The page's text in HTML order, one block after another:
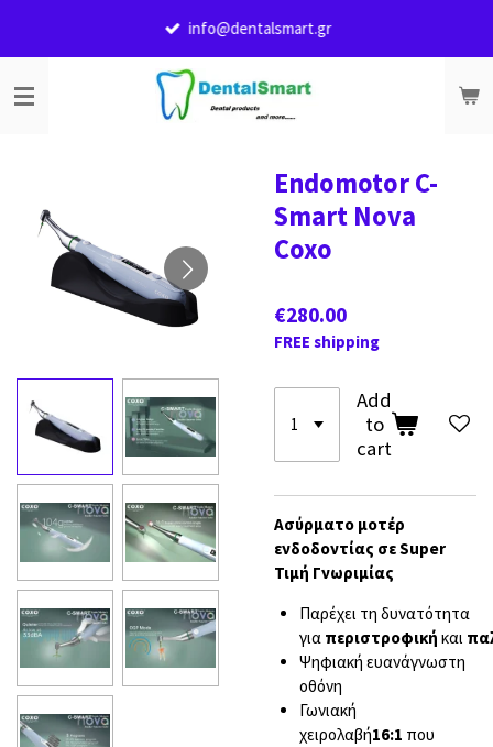
content
info@dentalsmart.gr
Endomotor C-
Smart Nova
Coxo
€280.00
FREE shipping
Add
to
cart
Aσύρματο μοτέρ
ενδοδοντίας σε Super
Τιμή Γνωριμίας
Παρέχει τη δυνατότητα
για περιστροφική και
Ψηφιακή ευανάγνωστη
οθόνη
Γωνιακή
χειρολαβή16:1 που